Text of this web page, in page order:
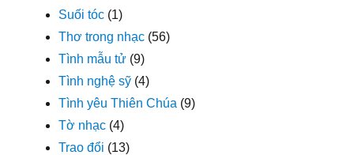
Suối tóc (1)
Thơ trong nhạc (56)
Tình mẫu tử (9)
Tình nghệ sỹ (4)
Tình yêu Thiên Chúa (9)
Tờ nhạc (4)
Trao đổi (13)